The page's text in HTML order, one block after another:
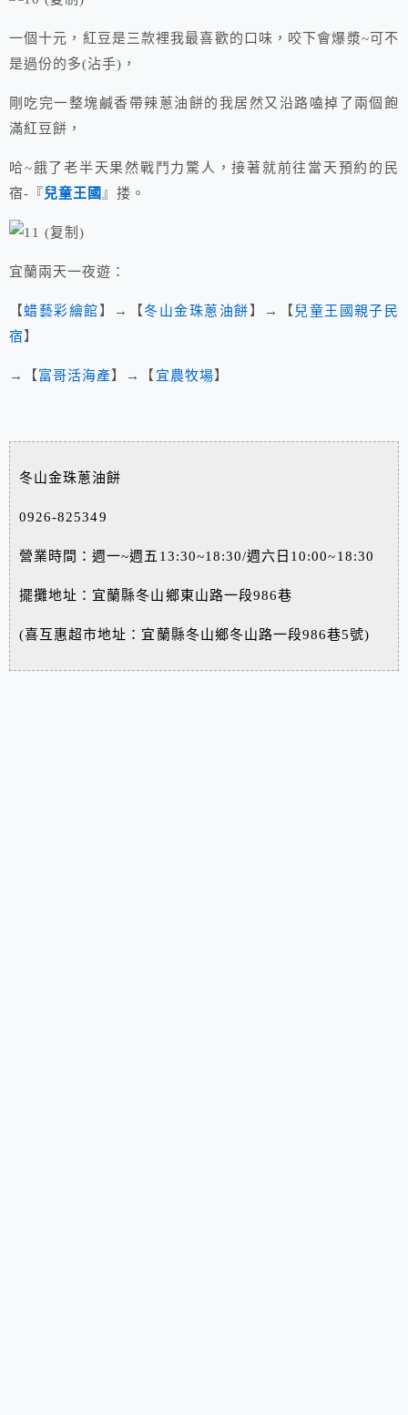
一個十元，紅豆是三款裡我最喜歡的口味，咬下會爆漿~可不
是過份的多(沾手)，
剛吃完一整塊鹹香帶辣蔥油餅的我居然又沿路嗑掉了兩個飽
滿紅豆餅，
哈~餓了老半天果然戰鬥力驚人，接著就前往當天預約的民
宿-『兒童王國』搂。
宜蘭兩天一夜遊：
【蜡藝彩繪館】→【冬山金珠蔥油餅】→【 兒童王國親子民
宿】
→【富哥活海產】→【 宜農牧場】
冬山金珠蔥油餅
0926-825349
營業時間：週一~週五13:30~18:30/週六日10:00~18:30
擺攤地址：宜蘭縣冬山鄉東山路一段986巷
(喜互惠超市地址：宜蘭縣冬山鄉冬山路一段986巷5號)